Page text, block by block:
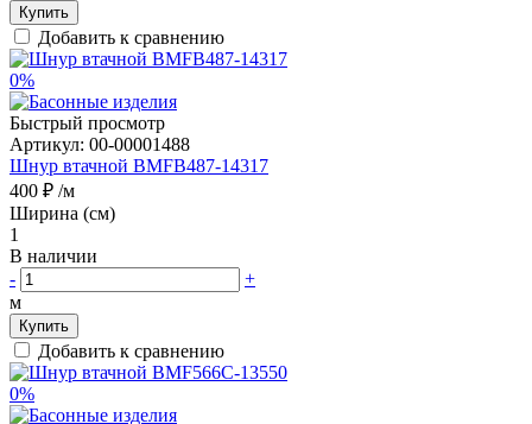
Купить
Добавить к сравнению
0%
Быстрый просмотр
Артикул: 00-00001488
Шнур втачной BMFB487-14317
400 ₽ /м
Ширина (см)
1
В наличии
-
+
м
Купить
Добавить к сравнению
0%